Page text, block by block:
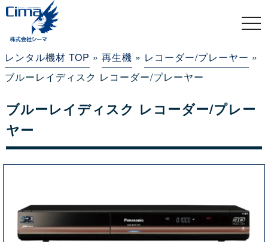
レンタル機材 TOP » 再生機 » レコーダー/プレーヤー »
ブルーレイディスク レコーダー/プレーヤー
ブルーレイディスク レコーダー/プレー
ヤー